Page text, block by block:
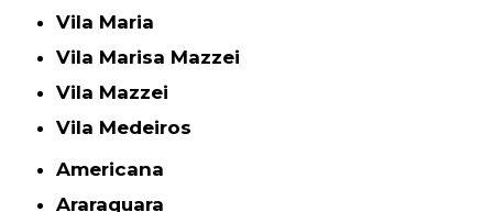
Vila Maria
Vila Marisa Mazzei
Vila Mazzei
Vila Medeiros
Americana
Araraquara